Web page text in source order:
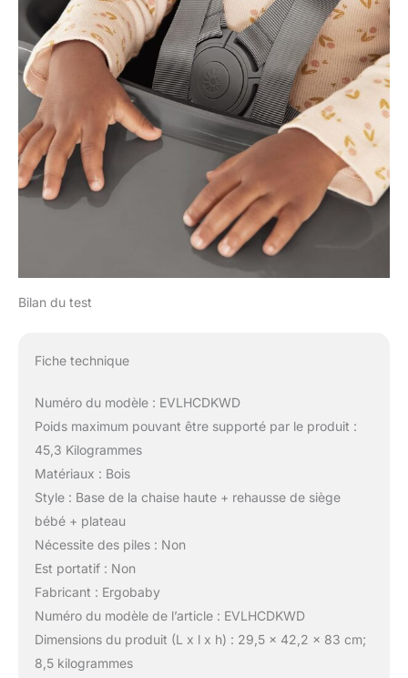
Bilan du test
Fiche technique
Numéro du modèle : EVLHCDKWD
Poids maximum pouvant être supporté par le produit :
45,3 Kilogrammes
Matériaux : Bois
Style : Base de la chaise haute + rehausse de siège
bébé + plateau
Nécessite des piles : Non
Est portatif : Non
Fabricant : Ergobaby
Numéro du modèle de l’article : EVLHCDKWD
Dimensions du produit (L x l x h) : 29,5 x 42,2 x 83 cm;
8,5 kilogrammes